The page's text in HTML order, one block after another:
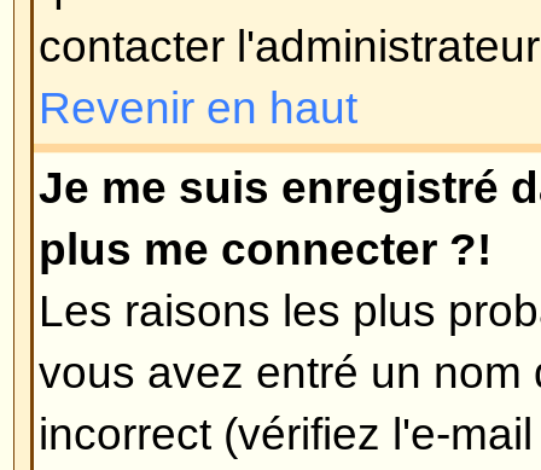
probable est le passage à
pas été conçu pour gérer le
d'hiver et l'heure d'été, donc
décalée d'une heure par rapport
Revenir en haut
Ma langue n'est pas dans la
Les raisons les plus probables
l'administrateur n'a pas installé
forum, ou que soit quelqu'un n'a